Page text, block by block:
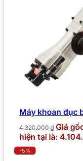
Máy khoan đục
4.320.000₫ Giá
hiện tại là:
-5%